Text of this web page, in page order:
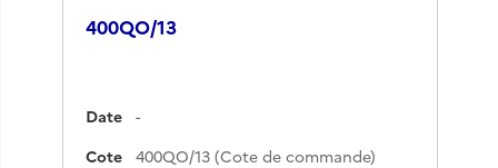
400QO/13
Date
-
Cote
400QO/13 (Cote de commande)